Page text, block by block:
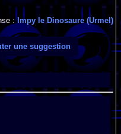
:Impy le Dinosaure (Urmel)
une suggestion